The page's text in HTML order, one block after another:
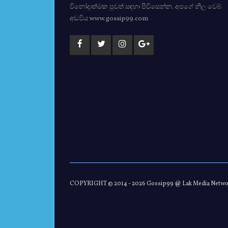
විනෝදාත්මක පුවත් සඳහා පිවිසෙන්න. අපගේ නිල වෙබ්
අඩවිය www.gossip99.com
COPYRIGHT © 2014 -2026 Gossip99 @ Lak Media